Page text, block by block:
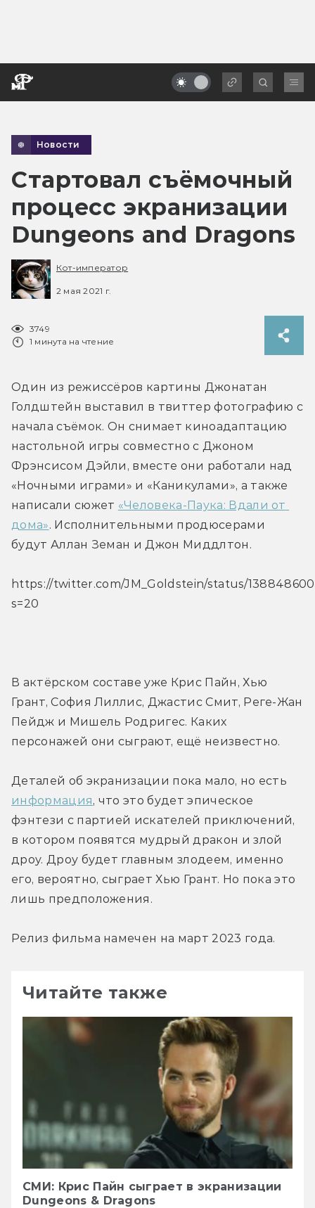
Новости
Cтартовал съёмочный
процесс экранизации
Dungeons and Dragons
Кот-император
2 мая 2021 г.
3749
1 минута на чтение
Один из режиссёров картины Джонатан
Голдштейн выставил в твиттер фотографию с
начала съёмок. Он снимает киноадаптацию
настольной игры совместно с Джоном
Фрэнсисом Дэйли, вместе они работали над
«Ночными играми» и «Каникулами», а также
написали сюжет «Человека-Паука: Вдали от
дома». Исполнительными продюсерами
будут Аллан Земан и Джон Миддлтон.
https://twitter.com/JM_Goldstein/status/
s=20
В актёрском составе уже Крис Пайн, Хью
Грант, София Лиллис, Джастис Смит, Реге-Жан
Пейдж и Мишель Родригес. Каких
персонажей они сыграют, ещё неизвестно.
информация, что это будет эпическое
фэнтези с партией искателей приключений,
в котором появятся мудрый дракон и злой
дроу. Дроу будет главным злодеем, именно
его, вероятно, сыграет Хью Грант. Но пока это
лишь предположения.
Релиз фильма намечен на март 2023 года.
Читайте также
СМИ: Крис Пайн сыграет в экранизации
Dungeons & Dragons